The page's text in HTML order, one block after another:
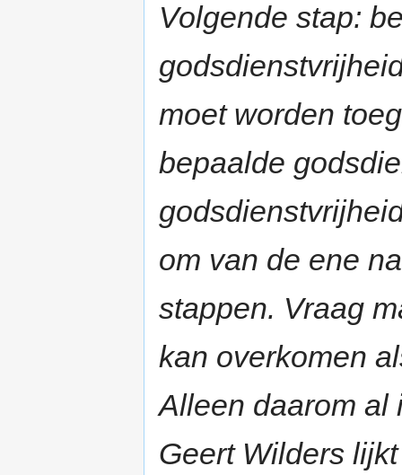
Volgende stap:
moet worden
bepaalde
om van de ene
stappen. Vraag
kan overkomen
Alleen daarom al
Geert Wilders